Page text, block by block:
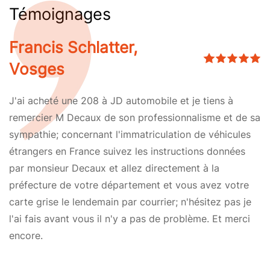
Témoignages
Francis Schlatter,
Vosges
J'ai acheté une 208 à JD automobile et je tiens à
remercier M Decaux de son professionnalisme et de sa
sympathie; concernant l'immatriculation de véhicules
étrangers en France suivez les instructions données
par monsieur Decaux et allez directement à la
préfecture de votre département et vous avez votre
carte grise le lendemain par courrier; n'hésitez pas je
l'ai fais avant vous il n'y a pas de problème. Et merci
encore.